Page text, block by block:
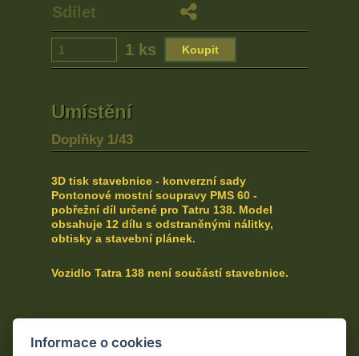
Sdílet
1 ks
Umístění
Doplňky 1/43
3D tisk stavebnice - konverzní sady
Pontonové mostní soupravy PMS 60 -
pobřežní díl určené pro Tatru 138. Model
obsahuje 12 dílu s odstraněnými nálitky,
obtisky a stavební plánek.
Vozidlo Tatra 138 není součástí stavebnice.
Informace o cookies